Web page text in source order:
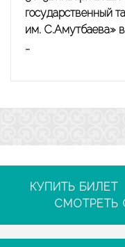
государственный
им. С.Амутбаева»
…
КУПИТЬ БИЛЕТ
СМОТРЕТЬ